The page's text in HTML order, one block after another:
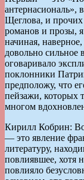
антернасиональ»,
Щеглова, и прочих
романов и прозы,
начиная,
довольно сильное
оговаривало
поклонники
предположу, что
пейзажи, которых
многом
Кирилл Кобрин:
— это явление
литературу,
повлиявшее, хотя
повлияло